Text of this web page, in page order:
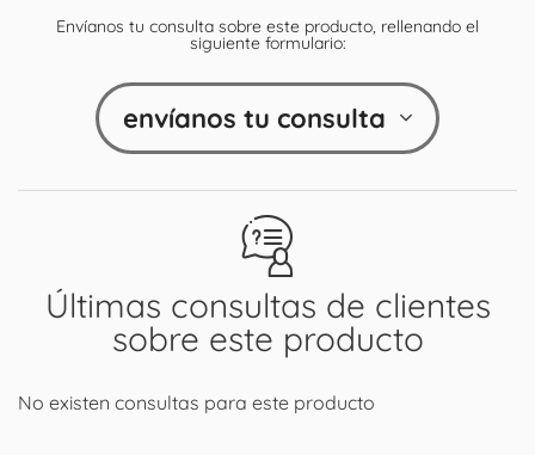
Últimas consultas de clientes
sobre este producto
No existen consultas para este producto
Envíanos tu consulta sobre este producto, rellenando el
siguiente formulario:
envíanos tu consulta